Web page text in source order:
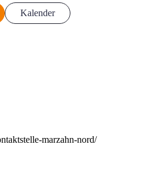
Kalender
marzahn-nord/